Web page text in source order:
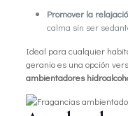
Promover la
calma sin ser
Ideal para cualquier
geranio es una opción
ambientadores